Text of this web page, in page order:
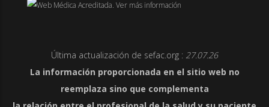
Última actualización de sefac.org : 27.07.26
La información proporcionada en el sitio web no
reemplaza sino que complementa